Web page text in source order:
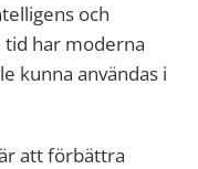
och
tid har moderna
kunna användas i
att förbättra